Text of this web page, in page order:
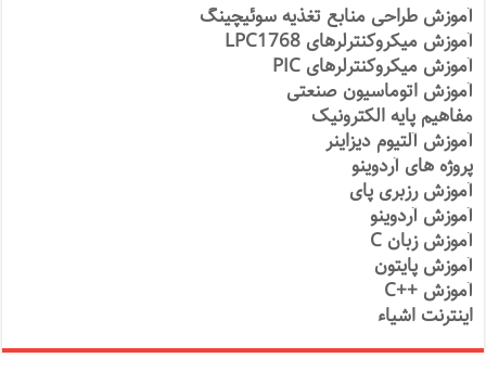
آموزش طراحی منابع تغذیه سوئیچینگ
آموزش میکروکنترلرهای LPC1768
آموزش میکروکنترلرهای PIC
آموزش اتوماسیون صنعتی
مفاهیم پایه الکترونیک
آموزش آلتیوم دیزاینر
پروژه های آردوینو
آموزش رزبری پای
آموزش آردوینو
آموزش زبان C
آموزش پایتون
آموزش ++C
اینترنت اشیاء